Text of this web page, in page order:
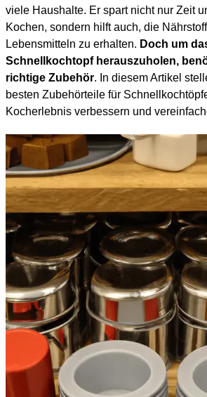
viele Haushalte. Er spart nicht nur Zeit
Kochen, sondern hilft auch, die
Lebensmitteln zu erhalten. Doch um
Schnellkochtopf herauszuholen,
richtige Zubehör. In diesem Artikel
besten Zubehörteile für
Kocherlebnis verbessern und